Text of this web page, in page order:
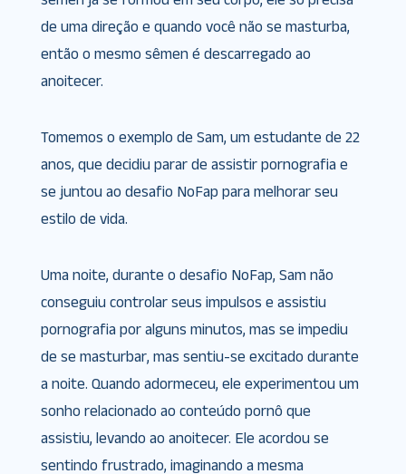
de uma direção e quando você não se masturba,
então o mesmo sêmen é descarregado ao
anoitecer.
Tomemos o exemplo de Sam, um estudante de 22
anos, que decidiu parar de assistir pornografia e
se juntou ao desafio NoFap para melhorar seu
estilo de vida.
Uma noite, durante o desafio NoFap, Sam não
conseguiu controlar seus impulsos e assistiu
pornografia por alguns minutos, mas se impediu
de se masturbar, mas sentiu-se excitado durante
a noite. Quando adormeceu, ele experimentou um
sonho relacionado ao conteúdo pornô que
assistiu, levando ao anoitecer. Ele acordou se
sentindo frustrado, imaginando a mesma